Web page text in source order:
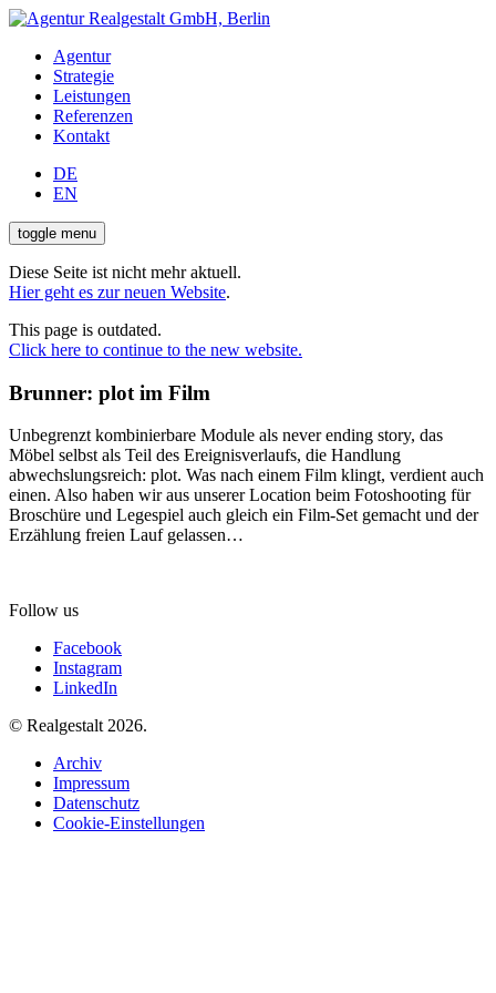
Agentur
Strategie
Leistungen
Referenzen
Kontakt
DE
EN
toggle menu
Diese Seite ist nicht mehr aktuell.
Hier geht es zur neuen Website.
This page is outdated.
Click here to continue to the new website.
Brunner: plot im Film
Unbegrenzt kombinierbare Module als never ending story, das
Möbel selbst als Teil des Ereignisverlaufs, die Handlung
abwechslungsreich: plot. Was nach einem Film klingt, verdient auch
einen. Also haben wir aus unserer Location beim Fotoshooting für
Broschüre und Legespiel auch gleich ein Film-Set gemacht und der
Erzählung freien Lauf gelassen…
Follow us
Facebook
Instagram
LinkedIn
© Realgestalt 2026.
Archiv
Impressum
Datenschutz
Cookie-Einstellungen